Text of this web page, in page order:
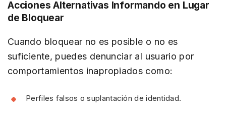
Acciones Alternativas Informando en Lugar
de Bloquear
Cuando bloquear no es posible o no es
suficiente, puedes denunciar al usuario por
comportamientos inapropiados como:
Perfiles falsos o suplantación de identidad.